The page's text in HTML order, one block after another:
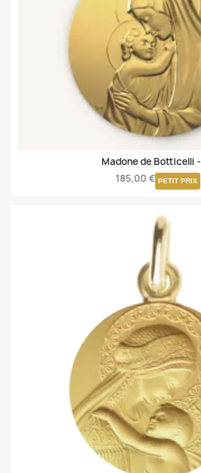
Madone de Botticelli -
185,00 € PETIT PRIX